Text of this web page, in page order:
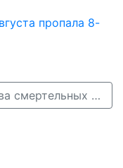
пропала 8-
Два смертельных ДТП произошло в Нижегородской области 21 ноября →